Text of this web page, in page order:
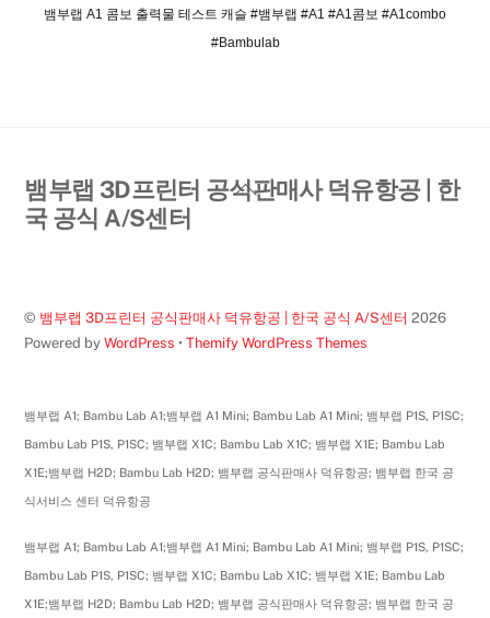
뱀부랩 A1 콤보 출력물 테스트 캐슬 #뱀부랩 #A1 #A1콤보 #A1combo
#Bambulab
Back
뱀부랩 3D프린터 공식판매사 덕유항공 | 한
국 공식 A/S센터
© 뱀부랩 3D프린터 공식판매사 덕유항공 | 한국 공식 A/S센터 2026
Powered byWordPress •Themify WordPress Themes
뱀부랩 A1; Bambu Lab A1;뱀부랩 A1 Mini; Bambu Lab A1 Mini; 뱀부랩 P1S, P1SC;
Bambu Lab P1S, P1SC; 뱀부랩 X1C; Bambu Lab X1C; 뱀부랩 X1E; Bambu Lab
X1E;뱀부랩 H2D; Bambu Lab H2D; 뱀부랩 공식판매사 덕유항공; 뱀부랩 한국 공
식서비스 센터 덕유항공
뱀부랩 A1; Bambu Lab A1;뱀부랩 A1 Mini; Bambu Lab A1 Mini; 뱀부랩 P1S, P1SC;
Bambu Lab P1S, P1SC; 뱀부랩 X1C; Bambu Lab X1C; 뱀부랩 X1E; Bambu Lab
X1E;뱀부랩 H2D; Bambu Lab H2D; 뱀부랩 공식판매사 덕유항공; 뱀부랩 한국 공